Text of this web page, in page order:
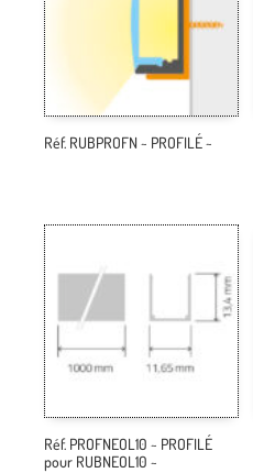
Réf. RUBPROFN ~ PROFILÉ ~
Réf. PROFNEOL10 ~ PROFILÉ
pour RUBNEOL10 ~